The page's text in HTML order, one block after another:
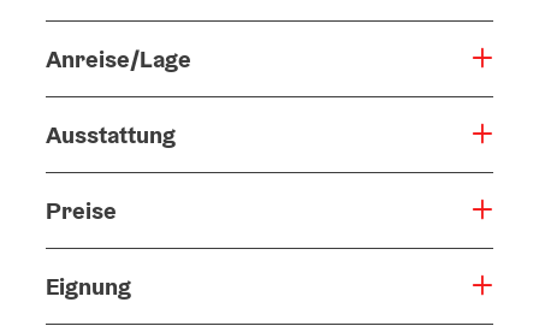
Anreise/Lage
Ausstattung
Preise
Eignung